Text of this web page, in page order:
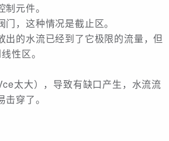
元件。
，这种情况是截止区。
的水流已经到了它极限的流量，但
性区。
太大），导致有缺口产生，水流流
穿了。